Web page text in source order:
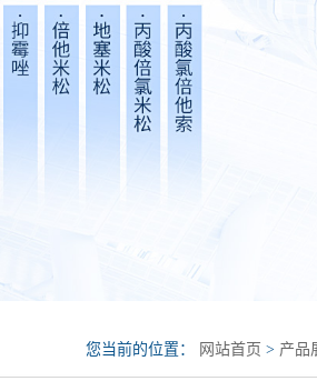
您当前的位置： 网站首页 > 产品